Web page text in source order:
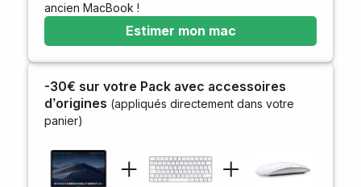
ancien MacBook !
Estimer mon mac
-30€ sur votre Pack avec accessoires
d’origines (appliqués directement dans votre
panier)